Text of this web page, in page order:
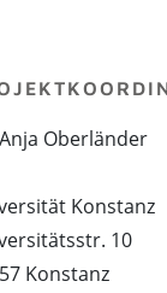
Oberländer
Konstanz
10
Konstanz